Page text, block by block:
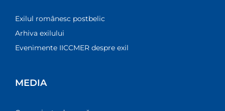
Exilul românesc postbelic
Arhiva exilului
Evenimente IICCMER despre exil
MEDIA